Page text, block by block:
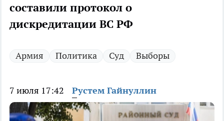
составили протокол о
дискредитации ВС РФ
Армия Политика Суд Выборы
7 июля 17:42 Рустем Гайнуллин